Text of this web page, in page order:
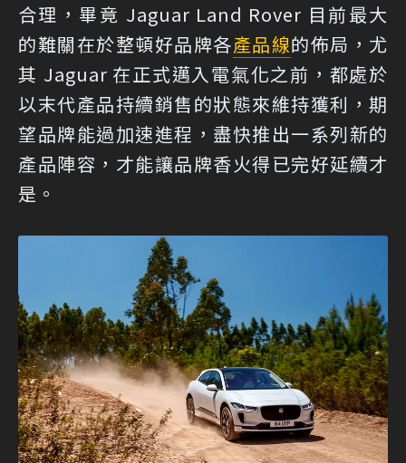
合理，畢竟 Jaguar Land Rover 目前最大
的難關在於整頓好品牌各產品線的佈局，尤
其 Jaguar 在正式邁入電氣化之前，都處於
以末代產品持續銷售的狀態來維持獲利，期
望品牌能過加速進程，盡快推出一系列新的
產品陣容，才能讓品牌香火得已完好延續才
是。